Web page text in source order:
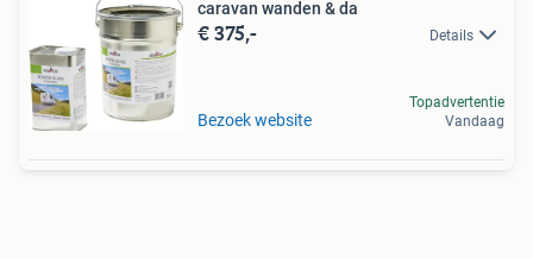
caravan wanden & da
€ 375,- Details
Bezoek website
Topadvertentie
Vandaag